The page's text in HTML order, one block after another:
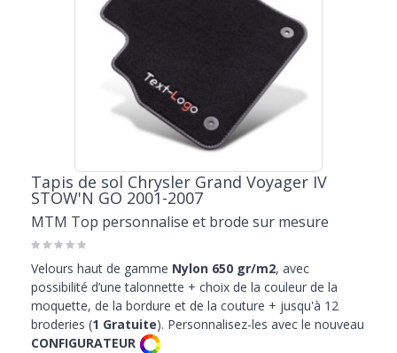
Tapis de sol Chrysler Grand Voyager IV
STOW'N GO 2001-2007
MTM Top personnalise et brode sur mesure
Velours haut de gamme Nylon 650 gr/m2, avec
possibilité d’une talonnette + choix de la couleur de la
moquette, de la bordure et de la couture + jusqu'à 12
broderies (1 Gratuite). Personnalisez-les avec le nouveau
CONFIGURATEUR